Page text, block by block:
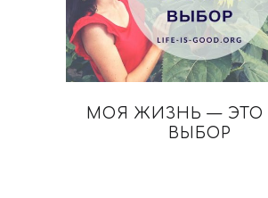
МОЯ ЖИЗНЬ —
ВЫБОР